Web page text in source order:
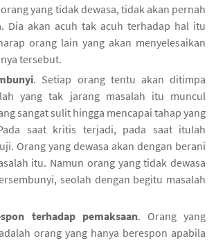
yang tidak dewasa, tidak akan pernah
Dia akan acuh tak acuh terhadap hal itu
orang lain yang akan menyelesaikan
tersebut.
. Setiap orang tentu akan ditimpa
yang tak jarang masalah itu muncul
sangat sulit hingga mencapai tahap yang
saat kritis terjadi, pada saat itulah
Orang yang dewasa akan dengan berani
itu. Namun orang yang tidak dewasa
seolah dengan begitu masalah
terhadap pemaksaan. Orang yang
orang yang hanya berespon apabila